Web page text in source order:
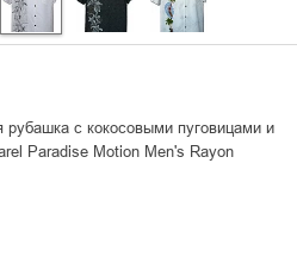
рубашка с кокосовыми пуговицами и
Paradise Motion Men's Rayon